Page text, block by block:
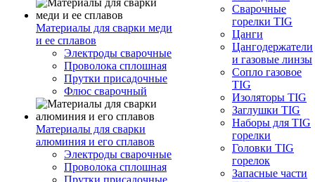
Материалы для сварки меди
и ее сплавов
Электроды сварочные
Проволока сплошная
Прутки присадочные
Флюс сварочный
Материалы для сварки
алюминия и его сплавов
Электроды сварочные
Проволока сплошная
Прутки присадочные
Сварочные
горелки TIG
Цанги
Цангодержатели
и газовые линзы
Сопло газовое
TIG
Изоляторы TIG
Заглушки TIG
Наборы для TIG
горелки
Головки TIG
горелок
Запасные части